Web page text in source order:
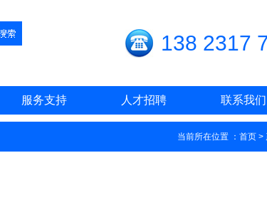
138 2317
服务支持 人才招聘 联系我们
当前所在位置 ： 首页 >